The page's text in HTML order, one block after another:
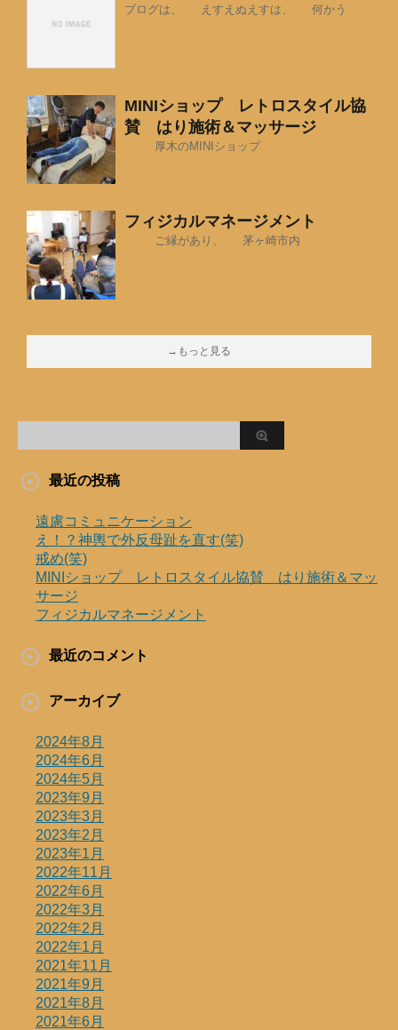
ブログは、 えすえぬえすは、 何かう
MINIショップ レトロスタイル協
賛 はり施術＆マッサージ
厚木のMINIショップ
フィジカルマネージメント
ご縁があり、 茅ヶ崎市内
→もっと見る
最近の投稿
遠慮コミュニケーション
え！？神輿で外反母趾を直す(笑)
戒め(笑)
MINIショップ レトロスタイル協賛 はり施術＆マッ
サージ
フィジカルマネージメント
最近のコメント
アーカイブ
2024年8月
2024年6月
2024年5月
2023年9月
2023年3月
2023年2月
2023年1月
2022年11月
2022年6月
2022年3月
2022年2月
2022年1月
2021年11月
2021年9月
2021年8月
2021年6月